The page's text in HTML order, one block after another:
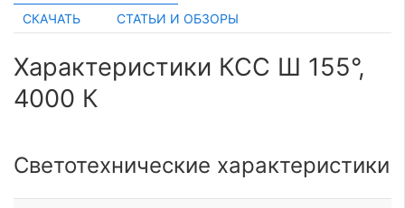
СКАЧАТЬ
СТАТЬИ И ОБЗОРЫ
Характеристики КСС Ш 155°,
4000 К
Светотехнические характеристики